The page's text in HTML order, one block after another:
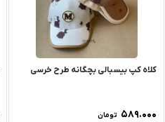
کلاه کپ بیسبالی بچگانه طرح خرسی
۵۸۹.۰۰۰ تومان